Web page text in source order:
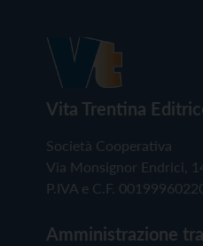
Vita Trentina
Società Cooperativa
Via Monsignor Endrici,
P.IVA e C.F.
Amministrazione